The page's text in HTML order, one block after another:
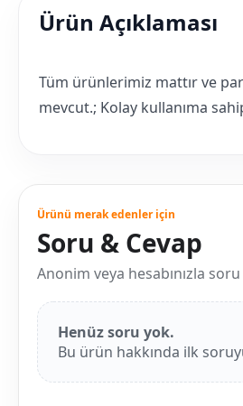
Ürün Açıklaması
Tüm ürünlerimiz mattır ve
mevcut.; Kolay kullanıma
Ürünü merak edenler için
Soru & Cevap
Anonim veya hesabınızla
Henüz soru yok.
Bu ürün hakkında ilk